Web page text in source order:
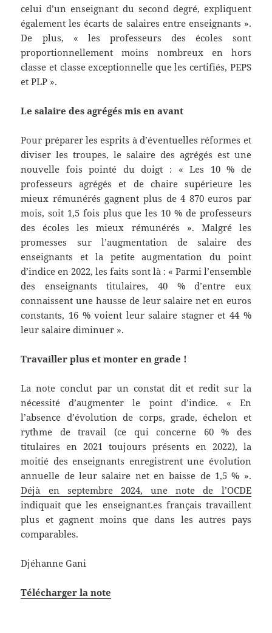
celui d’un enseignant du second degré, expliquent
également les écarts de salaires entre enseignants ».
De plus, « les professeurs des écoles sont
proportionnellement moins nombreux en hors
classe et classe exceptionnelle que les certifiés, PEPS
et PLP ».
Le salaire des agrégés mis en avant
Pour préparer les esprits à d’éventuelles réformes et
diviser les troupes, le salaire des agrégés est une
nouvelle fois pointé du doigt : « Les 10 % de
professeurs agrégés et de chaire supérieure les
mieux rémunérés gagnent plus de 4 870 euros par
mois, soit 1,5 fois plus que les 10 % de professeurs
des écoles les mieux rémunérés ». Malgré les
promesses sur l’augmentation de salaire des
enseignants et la petite augmentation du point
d’indice en 2022, les faits sont là : « Parmi l’ensemble
des enseignants titulaires, 40 % d’entre eux
connaissent une hausse de leur salaire net en euros
constants, 16 % voient leur salaire stagner et 44 %
leur salaire diminuer ».
Travailler plus et monter en grade !
La note conclut par un constat dit et redit sur la
nécessité d’augmenter le point d’indice. « En
l’absence d’évolution de corps, grade, échelon et
rythme de travail (ce qui concerne 60 % des
titulaires en 2021 toujours présents en 2022), la
moitié des enseignants enregistrent une évolution
annuelle de leur salaire net en baisse de 1,5 % ».
Déjà en septembre 2024, une note de l’OCDE
indiquait que les enseignant.es français travaillent
plus et gagnent moins que dans les autres pays
comparables.
Djéhanne Gani
Télécharger la note